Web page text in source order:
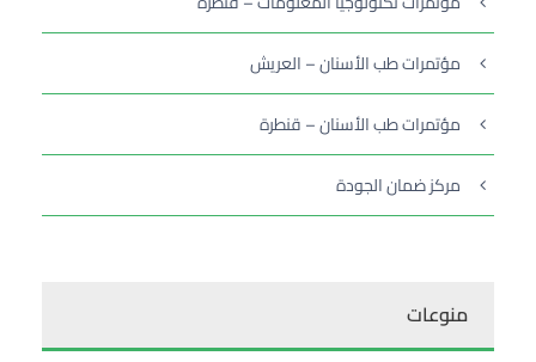
مؤتمرات طب الأسنان – العريش
مؤتمرات طب الأسنان – قنطرة
مركز ضمان الجودة
منوعات